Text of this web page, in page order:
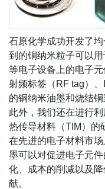
石原化学成功开发了
到的铜纳米粒子可以
等电子设备上的电子
射频标签（RF tag）
的铜纳米油墨和烧结铜
此外，我们还在进行
热传导材料（TIM）的
在先进的电子材料市
墨可以对促进电子元
化、成本的削减以及
献。